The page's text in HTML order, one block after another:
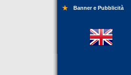
Banner e Pubblicità